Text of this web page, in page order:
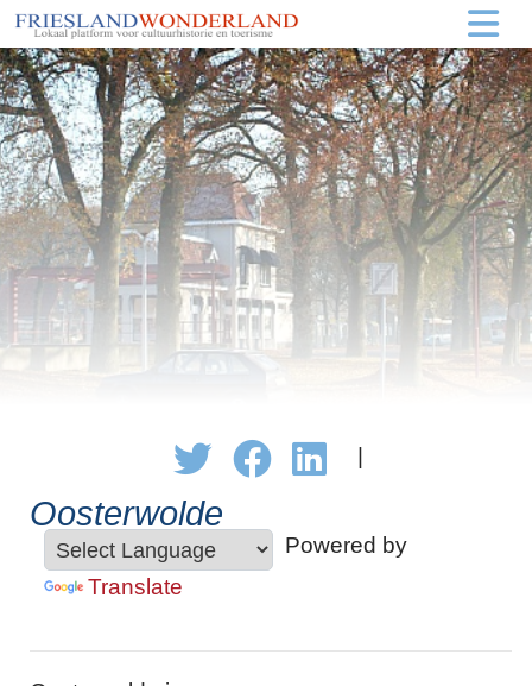
Oosterwolde
Powered by
Translate